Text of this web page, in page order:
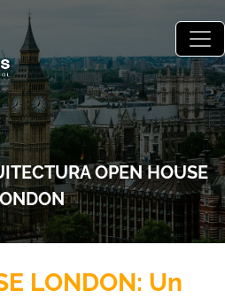
OPEN HOUSE
LONDON: Un